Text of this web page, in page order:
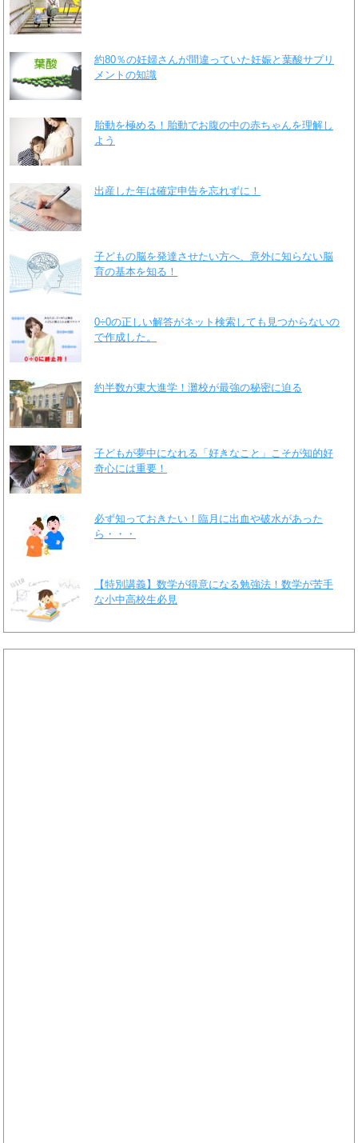
約80％の妊婦さんが間違っていた妊娠と葉酸サプリ
メントの知識
胎動を極める！胎動でお腹の中の赤ちゃんを理解し
よう
出産した年は確定申告を忘れずに！
子どもの脳を発達させたい方へ、意外に知らない脳
育の基本を知る！
0÷0の正しい解答がネット検索しても見つからないの
で作成した。
約半数が東大進学！灘校が最強の秘密に迫る
子どもが夢中になれる「好きなこと」こそが知的好
奇心には重要！
必ず知っておきたい！臨月に出血や破水があった
ら・・・
【特別講義】数学が得意になる勉強法！数学が苦手
な小中高校生必見